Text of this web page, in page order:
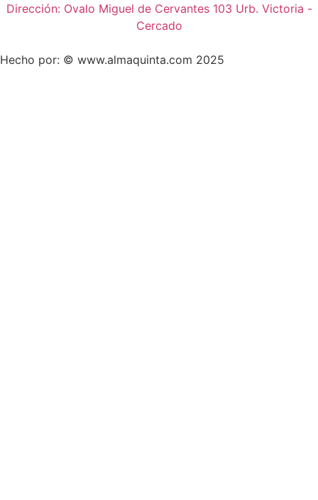
Dirección: Ovalo Miguel de Cervantes 103 Urb. Victoria -
Cercado
Hecho por: © www.almaquinta.com 2025